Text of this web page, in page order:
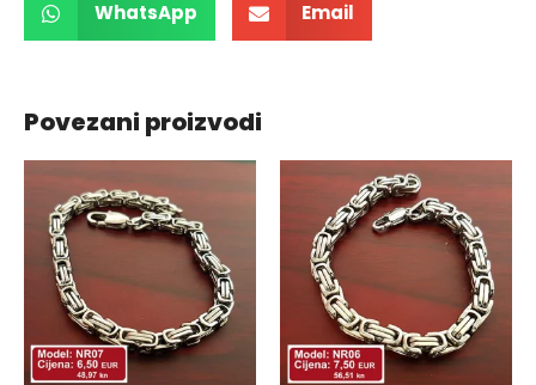
WhatsApp Email
Povezani proizvodi